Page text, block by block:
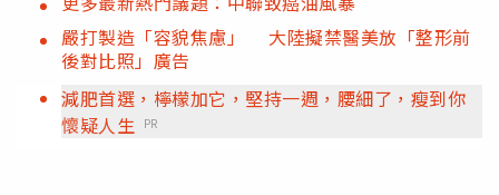
嚴打製造「容貌焦慮」 大陸擬禁醫美放「整形前
後對比照」廣告
減肥首選，檸檬加它，堅持一週，腰細了，瘦到你
懷疑人生 PR